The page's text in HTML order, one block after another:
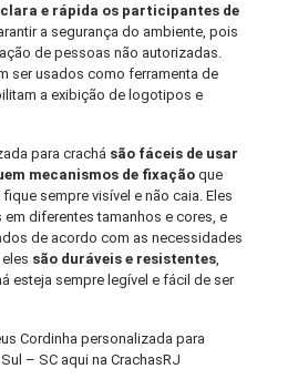
e rápida os participantes de
a segurança do ambiente, pois
de pessoas não autorizadas.
ser usados como ferramenta de
a exibição de logotipos e
para crachá são fáceis de usar
mecanismos de fixação que
sempre visível e não caia. Eles
diferentes tamanhos e cores, e
de acordo com as necessidades
são duráveis e resistentes,
esteja sempre legível e fácil de ser
Cordinha personalizada para
– SC aqui na CrachasRJ